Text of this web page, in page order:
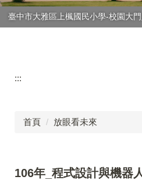
臺中市大雅區上楓國民小學-校園大
:::
首頁 放眼看未來
106年_程式設計與機器